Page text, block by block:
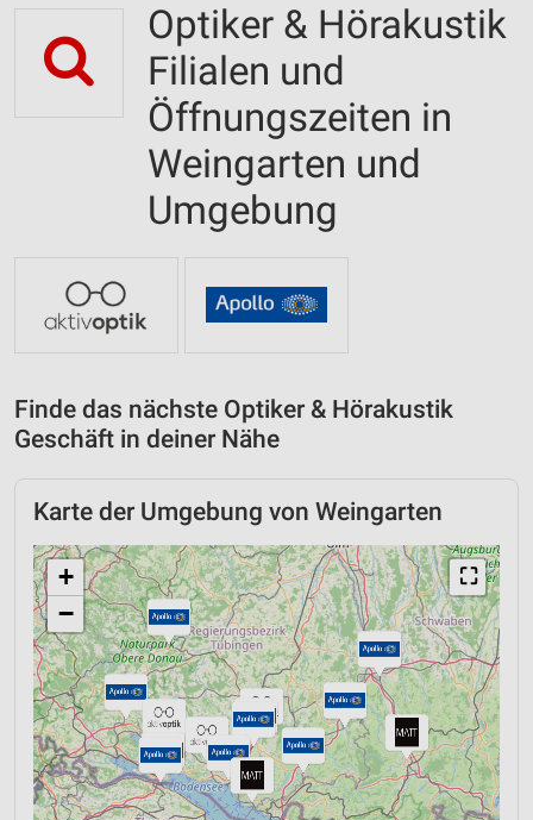
Optiker & Hörakustik
Filialen und
Öffnungszeiten in
Weingarten und
Umgebung
Finde das nächste Optiker & Hörakustik
Geschäft in deiner Nähe
Karte der Umgebung von Weingarten
⛶
+
−